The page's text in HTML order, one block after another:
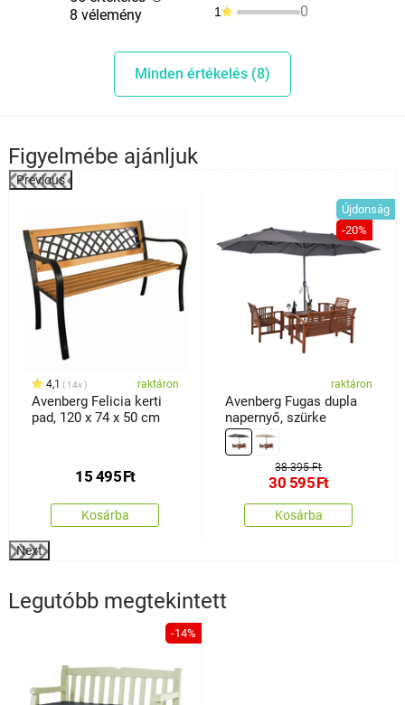
8 vélemény
1 0
Minden értékelés (8)
Figyelmébe ajánljuk
Previous
4,1 14x raktáron
Avenberg Felicia kerti
pad, 120 x 74 x 50 cm
15 495Ft
Kosárba
Újdonság
-20%
raktáron
Avenberg Fugas dupla
napernyő, szürke
38 395 Ft
30 595Ft
Kosárba
Next
Legutóbb megtekintett
-14%